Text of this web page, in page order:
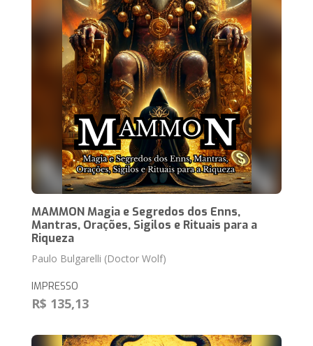
MAMMON Magia e Segredos dos Enns,
Mantras, Orações, Sigilos e Rituais para a
Riqueza
Paulo Bulgarelli (Doctor Wolf)
IMPRESSO
R$ 135,13